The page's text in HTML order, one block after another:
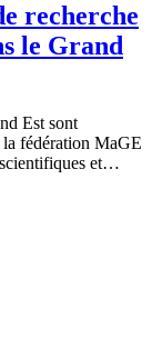
recherche
le Grand
Est sont
la fédération MaGE
et…